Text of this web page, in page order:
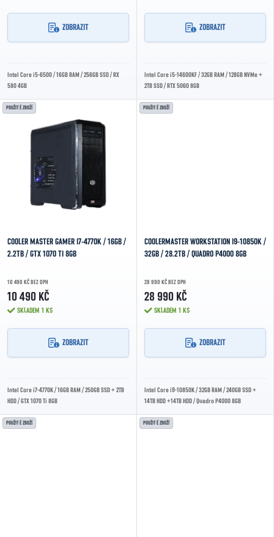
ZOBRAZIT
Intel Core i5-6500 / 16GB RAM / 256GB SSD / RX
580 4GB
ZOBRAZIT
Intel Core i5-14600KF / 32GB RAM / 128GB NVMe +
2TB SSD / RTX 5060 8GB
POUŽITÉ ZBOŽÍ
COOLER MASTER GAMER I7-4770K / 16GB /
2.2TB / GTX 1070 TI 8GB
10 490 KČ BEZ DPH
10 490 KČ
SKLADEM 1 KS
ZOBRAZIT
Intel Core i7-4770K / 16GB RAM / 250GB SSD + 2TB
HDD / GTX 1070 Ti 8GB
POUŽITÉ ZBOŽÍ
COOLERMASTER WORKSTATION I9-10850K /
32GB / 28.2TB / QUADRO P4000 8GB
28 990 KČ BEZ DPH
28 990 KČ
SKLADEM 1 KS
ZOBRAZIT
Intel Core i9-10850K / 32GB RAM / 240GB SSD +
14TB HDD +14TB HDD / Quadro P4000 8GB
POUŽITÉ ZBOŽÍ POUŽITÉ ZBOŽÍ